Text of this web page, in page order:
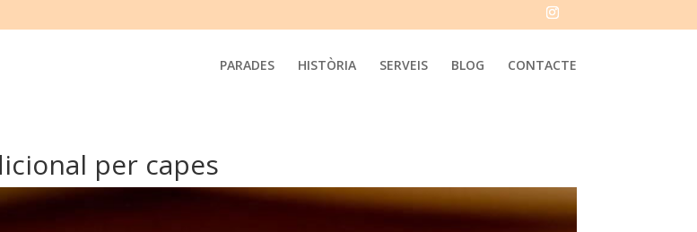
PARADES HISTÒRIA SERVEIS BLOG CONTACTE
per capes